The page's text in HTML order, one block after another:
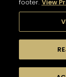
footer. View